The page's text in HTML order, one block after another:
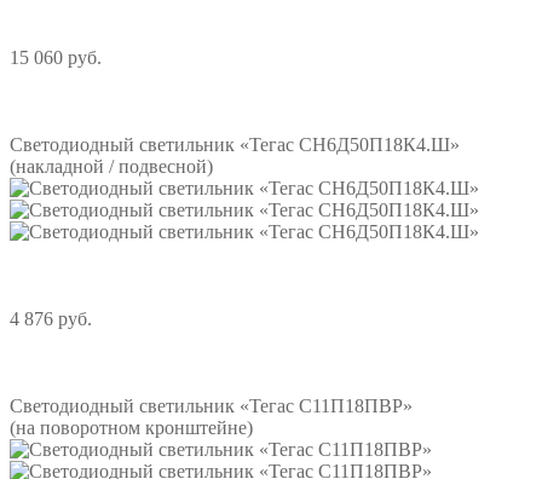
15 060 руб.
Светодиодный светильник «Тегас СН6Д50П18К4.Ш»
(накладной / подвесной)
4 876 руб.
Светодиодный светильник «Тегас С11П18ПВР»
(на поворотном кронштейне)